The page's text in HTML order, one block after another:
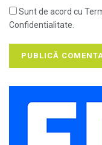
Sunt de acord cu
Confidentialitate.